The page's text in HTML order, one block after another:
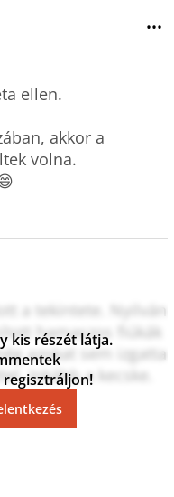
•••
ellen.
akkor a
volna.
a tekintete. Nyilván
hamaszos fiúkák
azokat sem izgatta
Inkább a kecske.
kis részét látja.
regisztráljon!